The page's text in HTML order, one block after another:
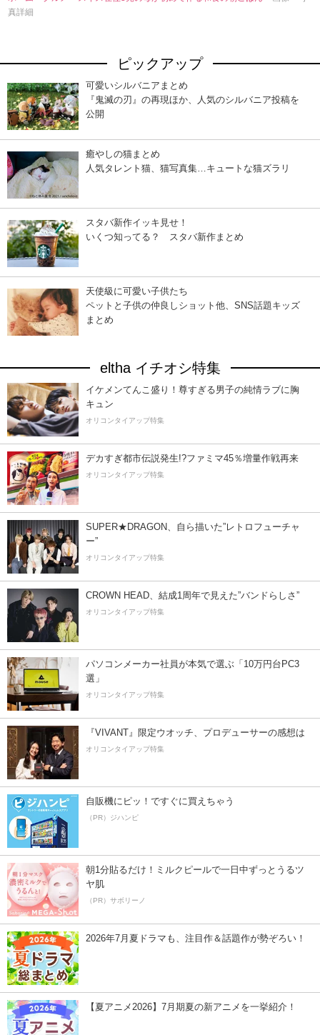
真詳細
ピックアップ
可愛いシルバニアまとめ
『鬼滅の刃』の再現ほか、人気のシルバニア投稿を
公開
癒やしの猫まとめ
人気タレント猫、猫写真集…キュートな猫ズラリ
スタバ新作イッキ見せ！
いくつ知ってる？ スタバ新作まとめ
天使級に可愛い子供たち
ペットと子供の仲良しショット他、SNS話題キッズ
まとめ
eltha イチオシ特集
イケメンてんこ盛り！尊すぎる男子の純情ラブに胸
キュン
オリコンタイアップ特集
デカすぎ都市伝説発生!?ファミマ45％増量作戦再来
オリコンタイアップ特集
SUPER★DRAGON、自ら描いた”レトロフューチャ
ー”
オリコンタイアップ特集
CROWN HEAD、結成1周年で見えた”バンドらしさ”
オリコンタイアップ特集
パソコンメーカー社員が本気で選ぶ「10万円台PC3
選」
オリコンタイアップ特集
『VIVANT』限定ウオッチ、プロデューサーの感想は
オリコンタイアップ特集
自販機にピッ！ですぐに買えちゃう
（PR）ジハンピ
朝1分貼るだけ！ミルクピールで一日中ずっとうるツ
ヤ肌
（PR）サボリーノ
2026年7月夏ドラマも、注目作＆話題作が勢ぞろい！
【夏アニメ2026】7月期夏の新アニメを一挙紹介！